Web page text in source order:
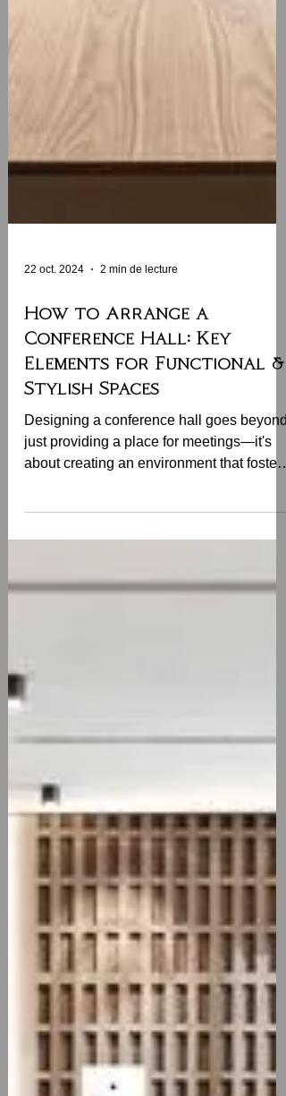
22 oct. 2024 2 min de lecture
How to Arrange a
Conference Hall: Key
Elements for Functional &
Stylish Spaces
Designing a conference hall goes beyond